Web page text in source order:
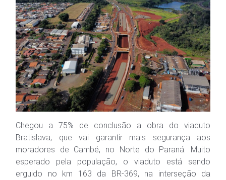
Chegou a 75% de conclusão a obra do viaduto
Bratislava, que vai garantir mais segurança aos
moradores de Cambé, no Norte do Paraná. Muito
esperado pela população, o viaduto está sendo
erguido no km 163 da BR-369, na interseção da